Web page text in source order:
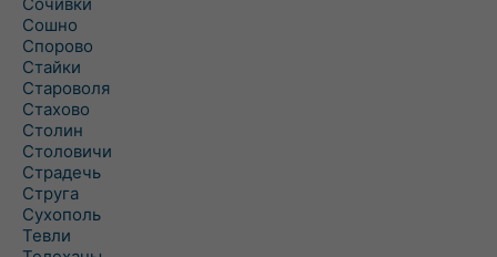
Сошно
Спорово
Стайки
Староволя
Стахово
Столин
Столовичи
Страдечь
Струга
Сухополь
Тевли